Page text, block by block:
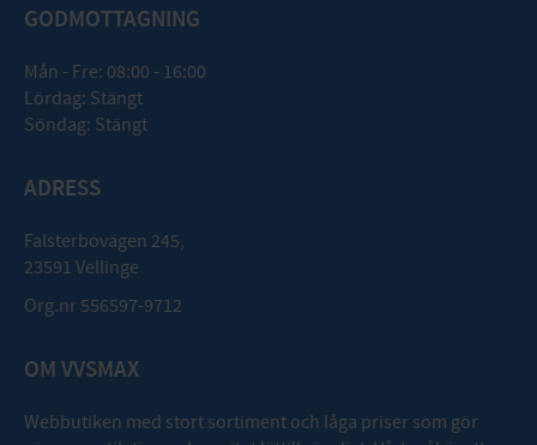
GODMOTTAGNING
Mån - Fre: 08:00 - 16:00
Lördag: Stängt
Söndag: Stängt
ADRESS
Falsterbovägen 245,
23591 Vellinge
Org.nr 556597-9712
OM VVSMAX
Webbutiken med stort sortiment och låga priser som gör